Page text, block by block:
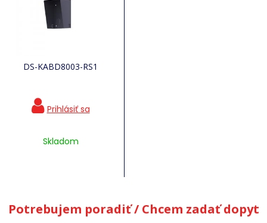
DS-KABD8003-RS1
Skladom
Potrebujem poradiť / Chcem zadať dopyt